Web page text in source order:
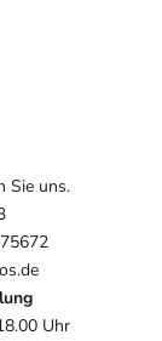
Sie uns.
Uhr